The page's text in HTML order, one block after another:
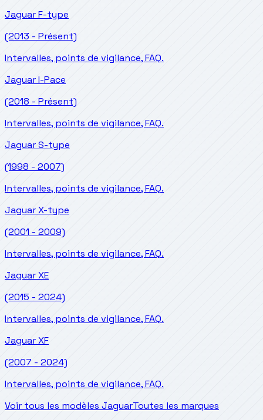
JaguarF-type
(2013 - Présent)
Intervalles, points de vigilance, FAQ.
JaguarI-Pace
(2018 - Présent)
Intervalles, points de vigilance, FAQ.
JaguarS-type
(1998 - 2007)
Intervalles, points de vigilance, FAQ.
JaguarX-type
(2001 - 2009)
Intervalles, points de vigilance, FAQ.
JaguarXE
(2015 - 2024)
Intervalles, points de vigilance, FAQ.
JaguarXF
(2007 - 2024)
Intervalles, points de vigilance, FAQ.
Voir tous les modèles JaguarToutes les marques